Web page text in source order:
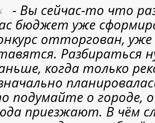
- Вы сейчас-то что
бюджет уже
отторгован,
Разбираться
когда только
подумайте о городе,
приезжают. В чём